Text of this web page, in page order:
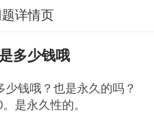
详情页
多少钱哦
少钱哦？也是永久的吗？
是永久性的。